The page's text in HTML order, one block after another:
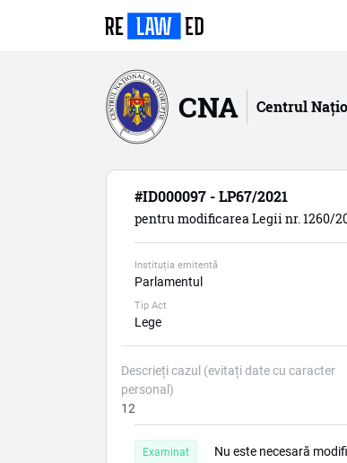
CNA Centrul
#ID000097 - LP67/2021
pentru modificarea Legii nr. 1260/
Instituția emitentă
Parlamentul
Tip Act
Lege
Descrieți cazul (evitați date cu caracter
personal)
12
Examinat Nu este necesară